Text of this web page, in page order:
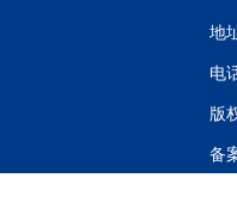
地
电
版
备